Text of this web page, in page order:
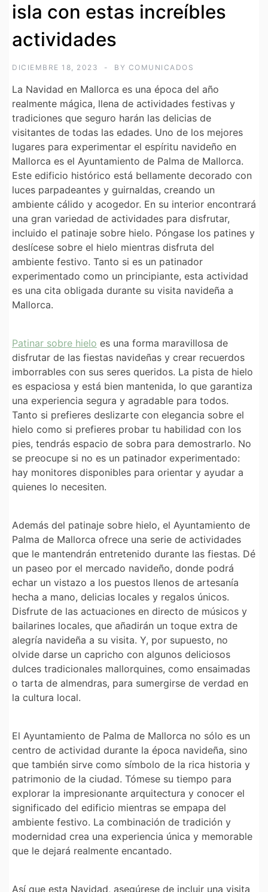
isla con estas increíbles
actividades
DICIEMBRE 18, 2023 BY COMUNICADOS
La Navidad en Mallorca es una época del año
realmente mágica, llena de actividades festivas y
tradiciones que seguro harán las delicias de
visitantes de todas las edades. Uno de los mejores
lugares para experimentar el espíritu navideño en
Mallorca es el Ayuntamiento de Palma de Mallorca.
Este edificio histórico está bellamente decorado con
luces parpadeantes y guirnaldas, creando un
ambiente cálido y acogedor. En su interior encontrará
una gran variedad de actividades para disfrutar,
incluido el patinaje sobre hielo. Póngase los patines y
deslícese sobre el hielo mientras disfruta del
ambiente festivo. Tanto si es un patinador
experimentado como un principiante, esta actividad
es una cita obligada durante su visita navideña a
Mallorca.
Patinar sobre hielo es una forma maravillosa de
disfrutar de las fiestas navideñas y crear recuerdos
imborrables con sus seres queridos. La pista de hielo
es espaciosa y está bien mantenida, lo que garantiza
una experiencia segura y agradable para todos.
Tanto si prefieres deslizarte con elegancia sobre el
hielo como si prefieres probar tu habilidad con los
pies, tendrás espacio de sobra para demostrarlo. No
se preocupe si no es un patinador experimentado:
hay monitores disponibles para orientar y ayudar a
quienes lo necesiten.
Además del patinaje sobre hielo, el Ayuntamiento de
Palma de Mallorca ofrece una serie de actividades
que le mantendrán entretenido durante las fiestas. Dé
un paseo por el mercado navideño, donde podrá
echar un vistazo a los puestos llenos de artesanía
hecha a mano, delicias locales y regalos únicos.
Disfrute de las actuaciones en directo de músicos y
bailarines locales, que añadirán un toque extra de
alegría navideña a su visita. Y, por supuesto, no
olvide darse un capricho con algunos deliciosos
dulces tradicionales mallorquines, como ensaimadas
o tarta de almendras, para sumergirse de verdad en
la cultura local.
El Ayuntamiento de Palma de Mallorca no sólo es un
centro de actividad durante la época navideña, sino
que también sirve como símbolo de la rica historia y
patrimonio de la ciudad. Tómese su tiempo para
explorar la impresionante arquitectura y conocer el
significado del edificio mientras se empapa del
ambiente festivo. La combinación de tradición y
modernidad crea una experiencia única y memorable
que le dejará realmente encantado.
Así que esta Navidad, asegúrese de incluir una visita